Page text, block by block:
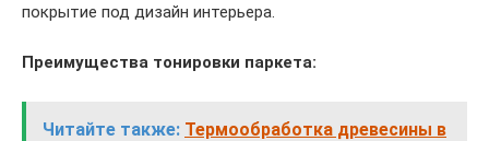
покрытие под дизайн интерьера.
Преимущества тонировки паркета:
Читайте также: Термообработка древесины в